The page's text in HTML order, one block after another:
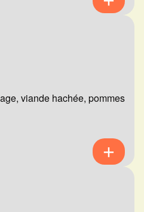
viande hachée, pommes